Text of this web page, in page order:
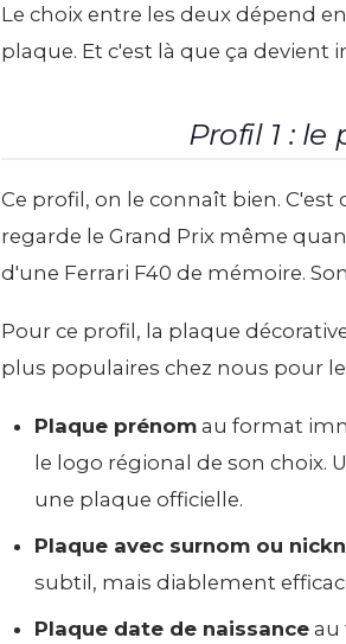
Le choix entre les deux dépend
plaque. Et c'est là que ça devient
Profil 1 :
Ce profil, on le connaît bien.
regarde le Grand Prix même
d'une Ferrari F40 de mémoire.
Pour ce profil, la plaque
plus populaires chez nous pour
Plaque prénomau format
le logo régional de son choix.
une plaque officielle.
Plaque avec surnom ou
subtil, mais diablement
Plaque date de naissanceau